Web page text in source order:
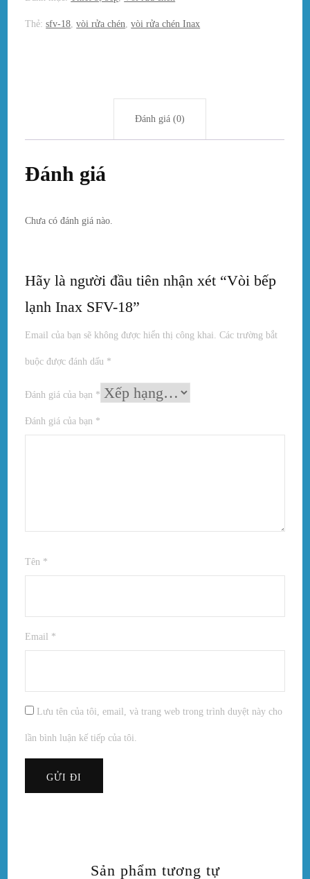
Thẻ:sfv-18 ,vòi rửa chén ,vòi rửa chén Inax
Đánh giá (0)
Đánh giá
Chưa có đánh giá nào.
Hãy là người đầu tiên nhận xét “Vòi bếp
lạnh Inax SFV-18”
Email của bạn sẽ không được hiển thị công khai. Các trường bắt
buộc được đánh dấu *
Đánh giá của bạn *
Đánh giá của bạn *
Tên *
Email *
Lưu tên của tôi, email, và trang web trong trình duyệt này cho
lần bình luận kế tiếp của tôi.
Sản phẩm tương tự